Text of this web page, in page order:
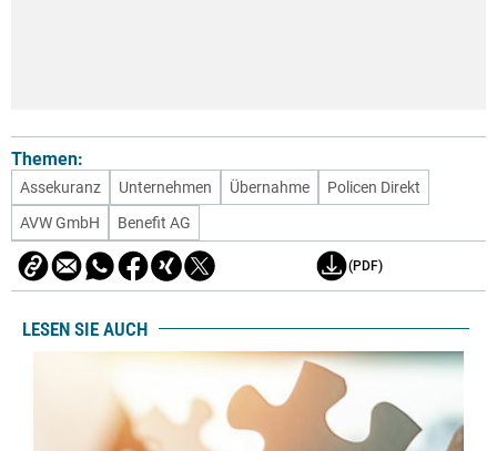
Themen:
Assekuranz Unternehmen Übernahme
Policen Direkt
AVW GmbH
Benefit AG
(PDF)
LESEN SIE AUCH